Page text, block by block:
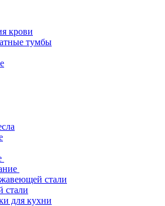
крови
тумбы
стали
стали
для кухни